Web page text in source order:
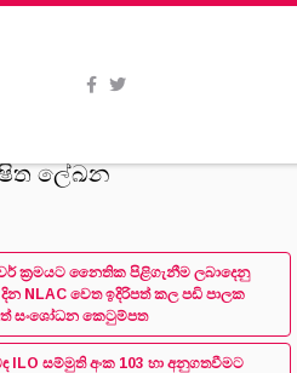
ලේඛන
ක්‍රමයට නෛතික පිළිගැනීම ලබාදෙනු
NLAC වෙත ඉදිරිපත් කල පඩි පාලක
සංශෝධන කෙටුම්පත
ILO සම්මුති අංක 103 හා අනුගතවීමට